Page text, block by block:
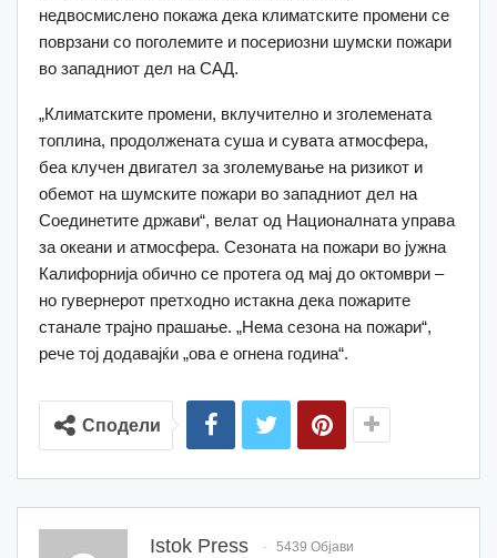
недвосмислено покажа дека климатските промени се
поврзани со поголемите и посериозни шумски пожари
во западниот дел на САД.
„Климатските промени, вклучително и зголемената
топлина, продолжената суша и сувата атмосфера,
беа клучен двигател за зголемување на ризикот и
обемот на шумските пожари во западниот дел на
Соединетите држави“, велат од Националната управа
за океани и атмосфера. Сезоната на пожари во јужна
Калифорнија обично се протега од мај до октомври –
но гувернерот претходно истакна дека пожарите
станале трајно прашање. „Нема сезона на пожари“,
рече тој додавајќи „ова е огнена година“.
Сподели
Istok Press 5439 Објави